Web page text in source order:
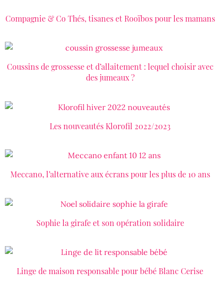
LIRE LA SUITE
Compagnie & Co Thés, tisanes et Rooïbos pour les mamans
LIRE LA SUITE
Coussins de grossesse et d’allaitement : lequel choisir avec
des jumeaux ?
LIRE LA SUITE
Les nouveautés Klorofil 2022/2023
LIRE LA SUITE
Meccano, l’alternative aux écrans pour les plus de 10 ans
LIRE LA SUITE
Sophie la girafe et son opération solidaire
LIRE LA SUITE
Linge de maison responsable pour bébé Blanc Cerise